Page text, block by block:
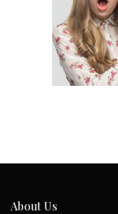
About Us